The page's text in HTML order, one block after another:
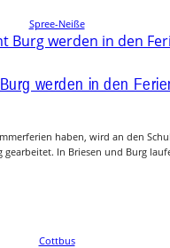
Spree-Neiße
werden in den
haben, wird an den
gearbeitet. In Briesen und Burg
Cottbus